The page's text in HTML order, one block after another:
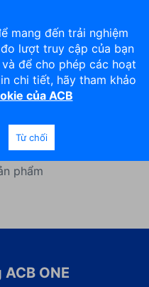
phẩm
ONE
mang đến trải nghiệm
lượt truy cập của bạn
để cho phép các hoạt
chi tiết, hãy tham khảo
của ACB
Từ chối